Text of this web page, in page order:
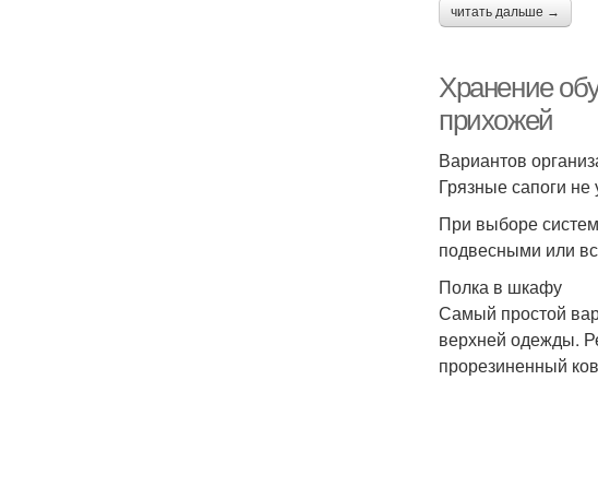
читать дальше →
Хранение
прихожей
Вариантов
Грязные сапоги
При выборе
подвесными или
Полка в шкафу
Самый простой
верхней одежды.
прорезиненный